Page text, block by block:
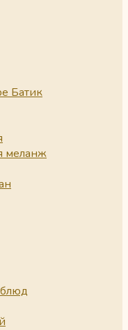
Батик
меланж